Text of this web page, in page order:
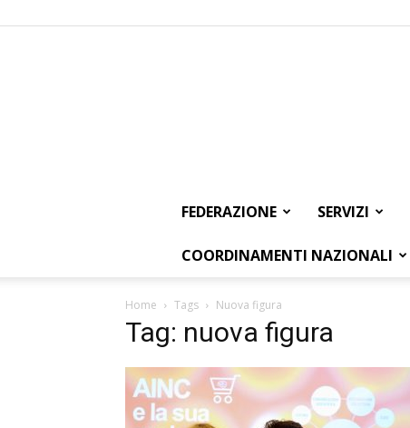
FEDERAZIONE SERVIZI
COORDINAMENTI NAZIONALI
Home Tags Nuova figura
Tag: nuova figura